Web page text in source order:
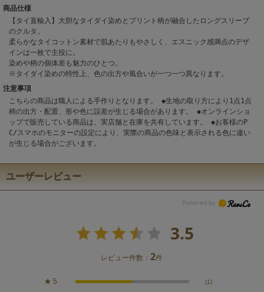
商品仕様
【タイ直輸入】大胆なタイダイ染めとプリント柄が融合したロングスリーブ
のクルタ。
柔らかなタイコットン素材で肌あたりもやさしく、エスニック感満点のデザ
インは一枚で主役に。
染めや柄の個体差も魅力のひとつ。
※タイダイ染めの特性上、色の出方や風合いが一つ一つ異なります。
注意事項
こちらの商品は職人による手作りとなります。 ◆生地の取り方により1点1点
柄の出方・配置、形や色に誤差が生じる場合があります。 ◆オンラインショ
ップで販売している商品は、実店舗と在庫を共有しています。 ◆お客様のP
C/スマホのモニターの設定により、実際の商品の色味と表示される色に違い
が生じる場合がございます。
ユーザーレビュー
3.5
レビュー件数：2件
★ 5 (1)